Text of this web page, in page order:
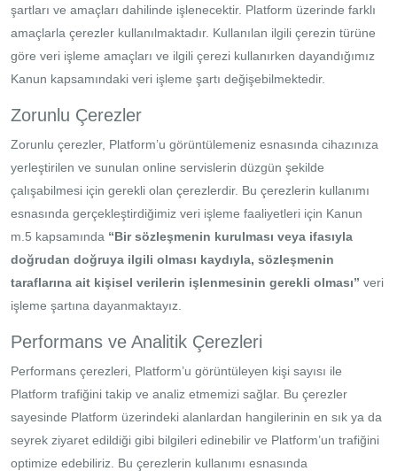
şartları ve amaçları dahilinde işlenecektir. Platform üzerinde farklı
amaçlarla çerezler kullanılmaktadır. Kullanılan ilgili çerezin türüne
göre veri işleme amaçları ve ilgili çerezi kullanırken dayandığımız
Kanun kapsamındaki veri işleme şartı değişebilmektedir.
Zorunlu Çerezler
Zorunlu çerezler, Platform’u görüntülemeniz esnasında cihazınıza
yerleştirilen ve sunulan online servislerin düzgün şekilde
çalışabilmesi için gerekli olan çerezlerdir. Bu çerezlerin kullanımı
esnasında gerçekleştirdiğimiz veri işleme faaliyetleri için Kanun
m.5 kapsamında “Bir sözleşmenin kurulması veya ifasıyla
doğrudan doğruya ilgili olması kaydıyla, sözleşmenin
taraflarına ait kişisel verilerin işlenmesinin gerekli olması” veri
işleme şartına dayanmaktayız.
Performans ve Analitik Çerezleri
Performans çerezleri, Platform’u görüntüleyen kişi sayısı ile
Platform trafiğini takip ve analiz etmemizi sağlar. Bu çerezler
sayesinde Platform üzerindeki alanlardan hangilerinin en sık ya da
seyrek ziyaret edildiği gibi bilgileri edinebilir ve Platform’un trafiğini
optimize edebiliriz. Bu çerezlerin kullanımı esnasında